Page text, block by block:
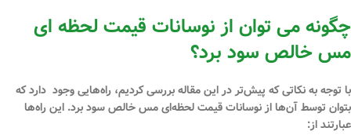
چگونه می توان از نوسانات قیمت لحظه ای
مس خالص سود برد؟
با توجه به نکاتی که پیش‌تر در این مقاله بررسی کردیم، راه‌هایی وجود دارد که
بتوان توسط آن‌ها از نوسانات قیمت لحظه‌ای مس خالص سود برد. این راه‌ها
عبارتند از: